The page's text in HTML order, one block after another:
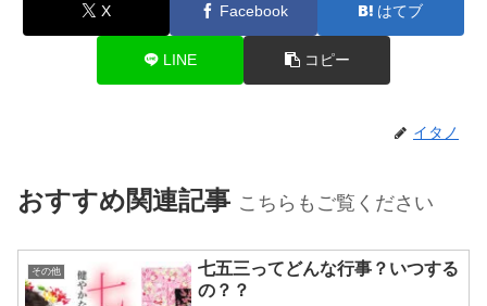
X Facebook はてブ
LINE コピー
イタノ
おすすめ関連記事 こちらもご覧ください
その他
七五三ってどんな行事？いつする
の？？